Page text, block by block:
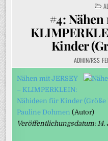
IN
#4: Nähen
Kinder
ADMIN/RSS-
Nähen mit JERSEY
– KLIMPERKLEIN:
Nähideen für Kinder (Größe
Pauline Dohmen (Autor)
Veröffentlichungsdatum: 14.